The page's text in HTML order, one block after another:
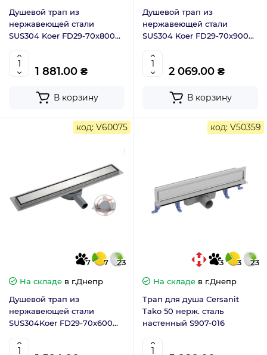
Душевой трап из
нержавеющей стали
SUS304 Koer FD29-70x800
1 881.00 ₴
В корзину
Душевой трап из
нержавеющей стали
SUS304 Koer FD29-70x900
2 069.00 ₴
В корзину
код: V60075
7 7
23
На складе в г.Днепр
Душевой трап из
нержавеющей стали
SUS304Koer FD29-70x600
код: V50359
3 3
23
На складе в г.Днепр
Трап для душа Cersanit
Tako 50 нерж. сталь
настенный S907-016